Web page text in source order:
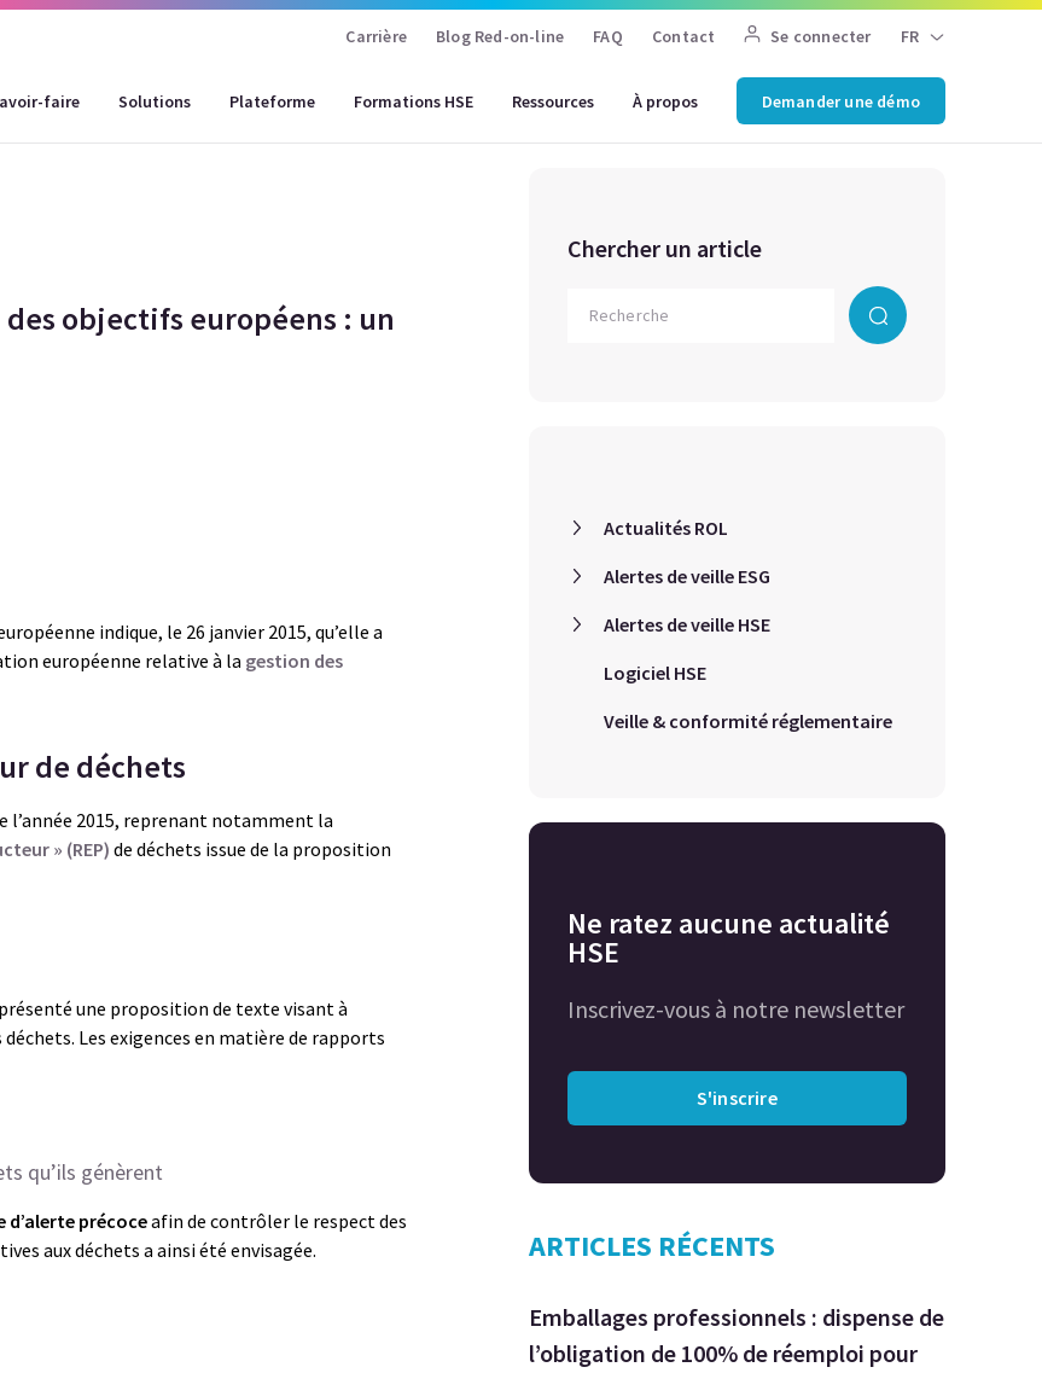
Carrière Blog Red-on-line FAQ Contact Se connecter FR
faire Solutions Plateforme Formations HSE Ressources À propos Demander une démo
des objectifs européens : un
indique, le 26 janvier 2015, qu’elle a
européenne relative à la gestion des
de déchets
l’année 2015, reprenant notamment la
» (REP) de déchets issue de la proposition
une proposition de texte visant à
Les exigences en matière de rapports
qu’ils génèrent
d’alerte précoceafin de contrôler le respect des
aux déchets a ainsi été envisagée.
Chercher un article
Actualités ROL
Alertes de veille ESG
Alertes de veille HSE
Logiciel HSE
Veille & conformité réglementaire
Ne ratez aucune actualité
HSE
Inscrivez-vous à notre newsletter
S'inscrire
ARTICLES RÉCENTS
Emballages professionnels : dispense de
l’obligation de 100% de réemploi pour